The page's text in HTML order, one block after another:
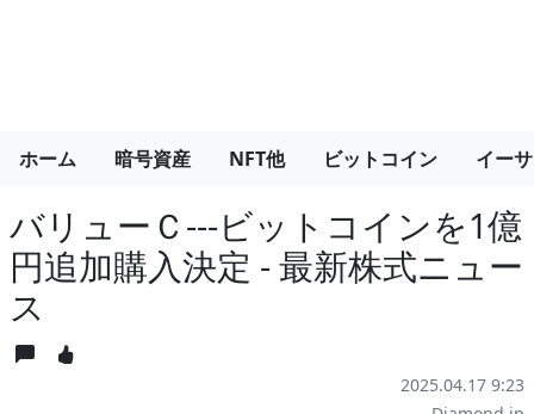
ホーム 暗号資産 NFT他 ビットコイン イー
バリューＣ---ビットコインを1億
円追加購入決定 - 最新株式ニュー
ス
2025.04.17 9:23